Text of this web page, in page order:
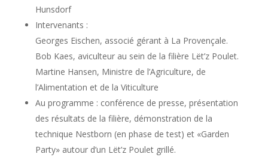
Hunsdorf
Intervenants :
Georges Eischen, associé gérant à La Provençale.
Bob Kaes, aviculteur au sein de la filière Lët’z Poulet.
Martine Hansen, Ministre de l’Agriculture, de
l’Alimentation et de la Viticulture
Au programme : conférence de presse, présentation
des résultats de la filière, démonstration de la
technique Nestborn (en phase de test) et «Garden
Party» autour d’un Lët’z Poulet grillé.